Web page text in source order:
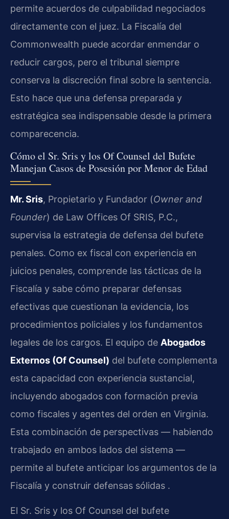
permite acuerdos de culpabilidad negociados
directamente con el juez. La Fiscalía del
Commonwealth puede acordar enmendar o
reducir cargos, pero el tribunal siempre
conserva la discreción final sobre la sentencia.
Esto hace que una defensa preparada y
estratégica sea indispensable desde la primera
comparecencia.
Cómo el Sr. Sris y los Of Counsel del Bufete
Manejan Casos de Posesión por Menor de Edad
Mr. Sris, Propietario y Fundador (Owner and
Founder) de Law Offices Of SRIS, P.C.,
supervisa la estrategia de defensa del bufete
penales. Como ex fiscal con experiencia en
juicios penales, comprende las tácticas de la
Fiscalía y sabe cómo preparar defensas
efectivas que cuestionan la evidencia, los
procedimientos policiales y los fundamentos
legales de los cargos. El equipo de Abogados
Externos (Of Counsel) del bufete complementa
esta capacidad con experiencia sustancial,
incluyendo abogados con formación previa
como fiscales y agentes del orden en Virginia.
Esta combinación de perspectivas — habiendo
trabajado en ambos lados del sistema —
permite al bufete anticipar los argumentos de la
Fiscalía y construir defensas sólidas .
El Sr. Sris y los Of Counsel del bufete